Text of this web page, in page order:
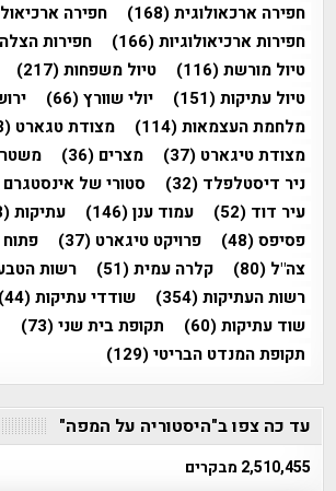
חפירה ארכאולוגית(168) חפירה
חפירות ארכיאולוגיות(166) חפירות הצלה
טיול מורשת(116) טיול משפחות(217)
טיול עתיקות(151) יולי שוורץ(66)
מלחמת העצמאות(114) מצודת טגארט (33)
מצודת טיגארט (37) מצרים (36)
ניר דיסטלפלד (32) סטורי של אינסטגרם
עיר דוד (52) עמוד ענן(146) עתיקות(183)
פסיפס(48) פרויקט טיגארט (37)
צה"ל (80) קלרה עמית(51) רשות
רשות העתיקות(354) שודדי עתיקות(44)
שוד עתיקות(60) תקופת בית שני(73)
תקופת המנדט הבריטי(129)
עד כה צפו ב"היסטוריה על המפה"
2,510,455 מבקרים